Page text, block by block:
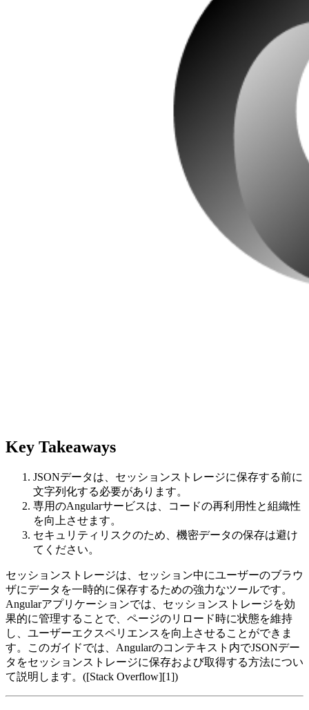
Key Takeaways
JSONデータは、セッションストレージに保存する前に
文字列化する必要があります。
専用のAngularサービスは、コードの再利用性と組織性
を向上させます。
セキュリティリスクのため、機密データの保存は避け
てください。
セッションストレージは、セッション中にユーザーのブラウ
ザにデータを一時的に保存するための強力なツールです。
Angularアプリケーションでは、セッションストレージを効
果的に管理することで、ページのリロード時に状態を維持
し、ユーザーエクスペリエンスを向上させることができま
す。このガイドでは、Angularのコンテキスト内でJSONデー
タをセッションストレージに保存および取得する方法につい
て説明します。([Stack Overflow][1])